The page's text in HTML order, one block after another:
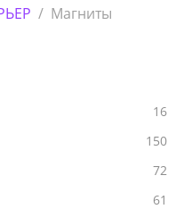
/ Магниты
16
150
72
61